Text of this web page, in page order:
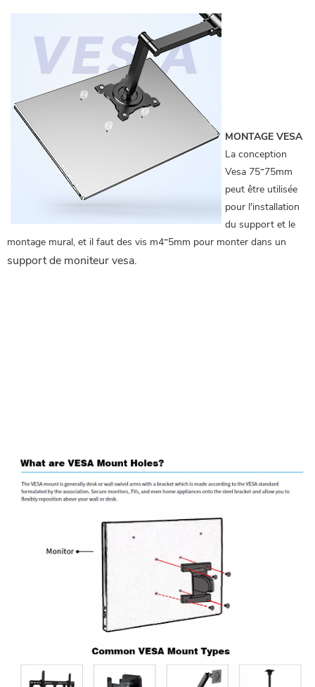
MONTAGE VESA
La conception
Vesa 75*75mm
peut être utilisée
pour l'installation
du support et le
montage mural, et il faut des vis m4*5mm pour monter dans un
support de moniteur vesa.